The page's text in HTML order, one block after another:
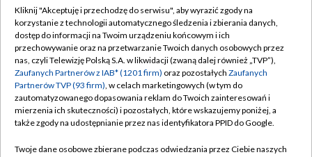
Abonament TVP
Sklep TVP
Biuro Reklamy
Oferta Handlowa
Telegazeta ogłoszenia
Regulamin TVP
Polityka prywatności
Moje zgody
Biuro reklamy
Kontakt
Kliknij "Akceptuję i przechodzę do serwisu", aby wyrazić zgody na
korzystanie z technologii automatycznego śledzenia i zbierania danych,
dostęp do informacji na Twoim urządzeniu końcowym i ich
przechowywanie oraz na przetwarzanie Twoich danych osobowych przez
nas, czyli Telewizję Polską S.A. w likwidacji (zwaną dalej również „TVP”),
Zaufanych Partnerów z IAB* (1201 firm) oraz pozostałych Zaufanych
Partnerów TVP (93 firm), w celach marketingowych (w tym do
zautomatyzowanego dopasowania reklam do Twoich zainteresowań i
mierzenia ich skuteczności) i pozostałych, które wskazujemy poniżej, a
także zgody na udostępnianie przez nas identyfikatora PPID do Google.
Twoje dane osobowe zbierane podczas odwiedzania przez Ciebie naszych